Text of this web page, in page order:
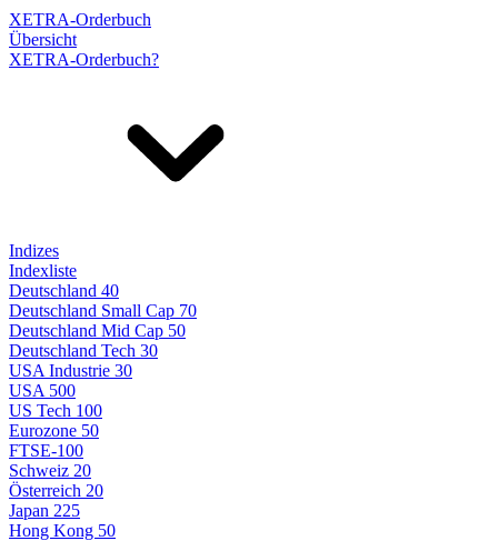
XETRA-Orderbuch
Übersicht
XETRA-Orderbuch?
Indizes
Indexliste
Deutschland 40
Deutschland Small Cap 70
Deutschland Mid Cap 50
Deutschland Tech 30
USA Industrie 30
USA 500
US Tech 100
Eurozone 50
FTSE-100
Schweiz 20
Österreich 20
Japan 225
Hong Kong 50